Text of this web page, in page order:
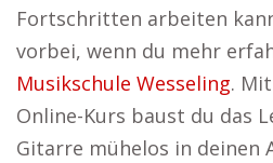
Fortschritten arbeiten
vorbei, wenn du mehr
Musikschule Wesseling.
Online-Kurs baust du das
Gitarre mühelos in deinen